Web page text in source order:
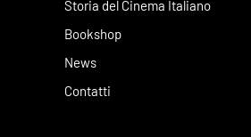
Storia del Cinema Italiano
Bookshop
News
Contatti